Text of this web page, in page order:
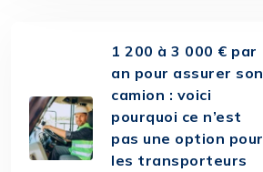
1 200 à 3 000 € par
an pour assurer son
camion : voici
pourquoi ce n’est
pas une option pour
les transporteurs